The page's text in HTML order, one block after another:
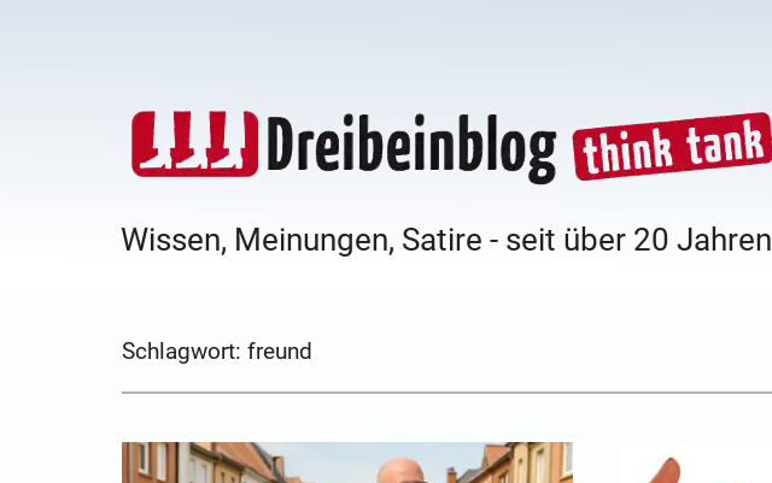
Wissen, Meinungen, Satire - seit über 20 Jahren
Schlagwort: freund